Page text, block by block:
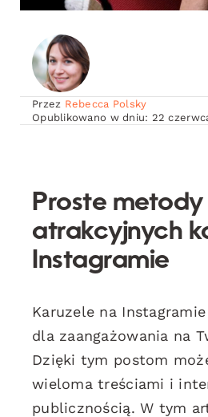
Przez Rebecca Polsky
Opublikowano w dniu: 22
Proste
atrakcyjnych
Instagramie
Karuzele na
dla zaangażowania na
Dzięki tym postom
wieloma treściami i
publicznością. W tym